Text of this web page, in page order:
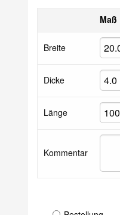
Maß
Breite
Dicke
Länge
Kommentar